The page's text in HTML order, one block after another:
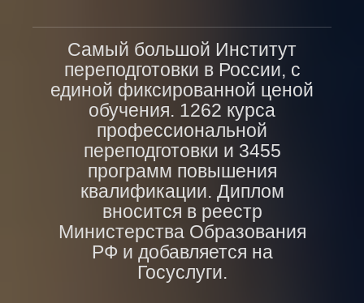
Самый большой Институт
переподготовки в России, с
единой фиксированной ценой
обучения. 1262 курса
профессиональной
переподготовки и 3455
программ повышения
квалификации. Диплом
вносится в реестр
Министерства Образования
РФ и добавляется на
Госуслуги.